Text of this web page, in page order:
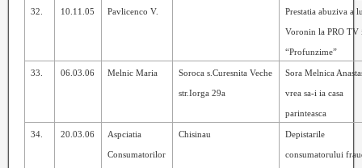
32. 10.11.05 Pavlicenco V. Prestatia abuziva a
Voroninla PRO TV
“Profunzime”
33. 06.03.06 Melnic Maria Soroca s.Curesnita Veche
str.Iorga 29a
Sora Melnica
vrea sa-i ia casa
parinteasca
34. 20.03.06 Aspciatia
Consumatorilor
Chisinau Depistarile
consumatorului